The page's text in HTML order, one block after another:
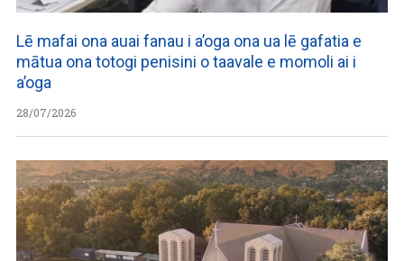
Lē mafai ona auai fanau i a’oga ona ua lē gafatia e
mātua ona totogi penisini o taavale e momoli ai i
a’oga
28/07/2026